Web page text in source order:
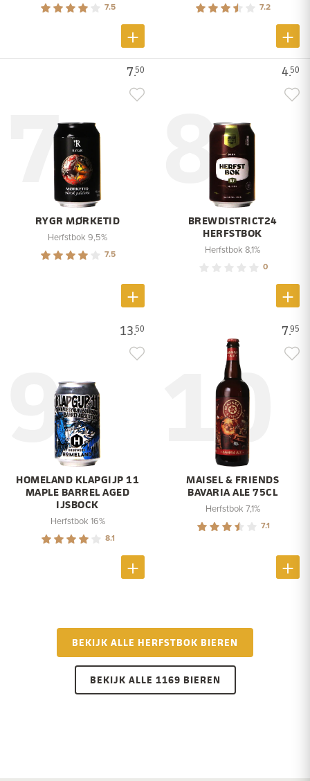
7.5 7.2
7
7.50
RYGR MØRKETID
Herfstbok 9,5%
7.5
8
4.50
BREWDISTRICT24
HERFSTBOK
Herfstbok 8,1%
0
9
13.50
HOMELAND KLAPGIJP 11
MAPLE BARREL AGED
IJSBOCK
Herfstbok 16%
8.1
10
7.95
MAISEL & FRIENDS
BAVARIA ALE 75CL
Herfstbok 7,1%
7.1
BEKIJK ALLE HERFSTBOK BIEREN
BEKIJK ALLE 1169 BIEREN